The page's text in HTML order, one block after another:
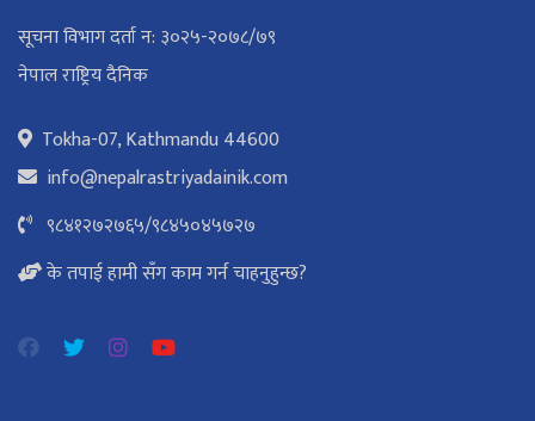
सूचना विभाग दर्ता न: ३०२५-२०७८/७९
नेपाल राष्ट्रिय दैनिक
Tokha-07, Kathmandu 44600
info@nepalrastriyadainik.com
९८४१२७२७६५/९८४५०४५७२७
के तपाई हामी सँग काम गर्न चाहनुहुन्छ?